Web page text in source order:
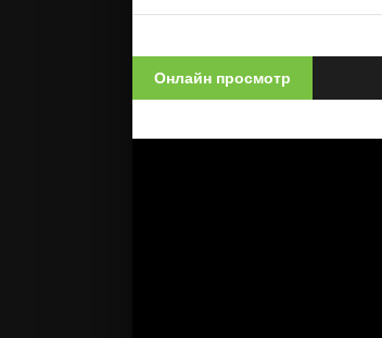
Онлайн просмотр